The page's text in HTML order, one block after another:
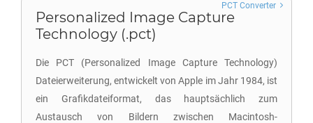
Personalized Image Capture
Technology (.pct)
Die PCT (Personalized Image Capture Technology)
Dateierweiterung, entwickelt von Apple im Jahr 1984, ist
ein Grafikdateiformat, das hauptsächlich zum
Austausch von Bildern zwischen Macintosh-
PCT Converter